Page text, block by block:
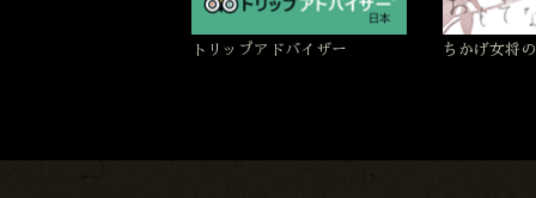
トリップアドバイザー ちかげ女将